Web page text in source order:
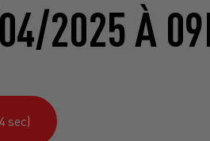
2025 À
sec)